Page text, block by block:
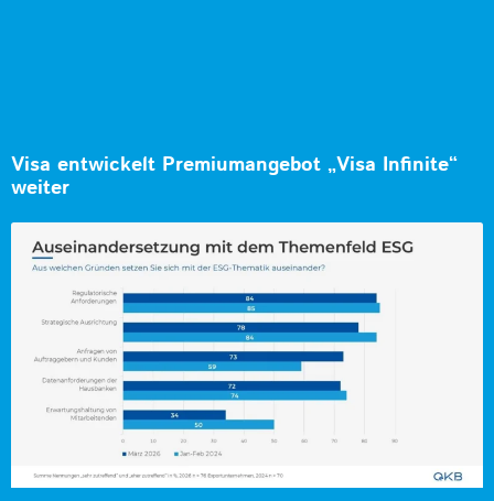
Visa entwickelt Premiumangebot „Visa Infinite“
weiter